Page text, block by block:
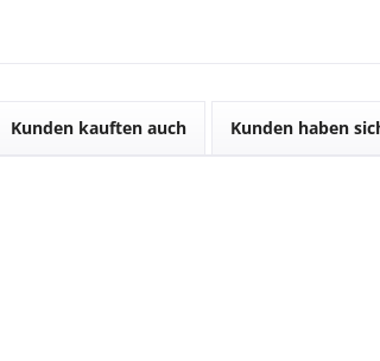
Kunden kauften auch Kunden haben